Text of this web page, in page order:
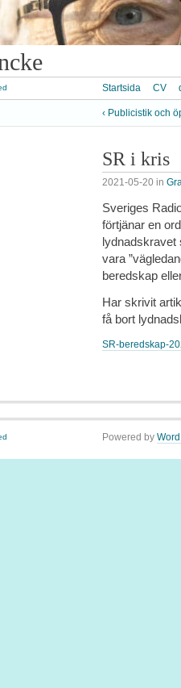
Startsida CV
‹ Publicistik och
SR i kris
2021-05-20 in
Sveriges
förtjänar en
lydnadskravet
vara
beredskap
Har skrivit
få bort
SR-beredskap-
Powered by